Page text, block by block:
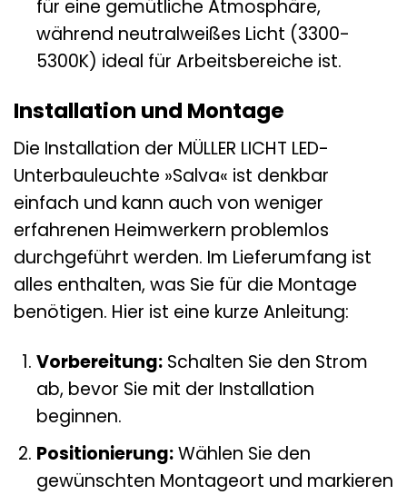
für eine gemütliche Atmosphäre,
während neutralweißes Licht (3300-
5300K) ideal für Arbeitsbereiche ist.
Installation und Montage
Die Installation der MÜLLER LICHT LED-
Unterbauleuchte »Salva« ist denkbar
einfach und kann auch von weniger
erfahrenen Heimwerkern problemlos
durchgeführt werden. Im Lieferumfang ist
alles enthalten, was Sie für die Montage
benötigen. Hier ist eine kurze Anleitung:
Vorbereitung:Schalten Sie den Strom
ab, bevor Sie mit der Installation
beginnen.
Positionierung:Wählen Sie den
gewünschten Montageort und markieren